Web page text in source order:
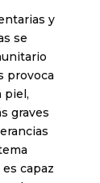
y
se
provoca
piel,
graves
capaz